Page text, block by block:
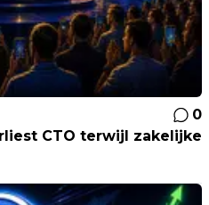
0
CTO terwijl zakelijke